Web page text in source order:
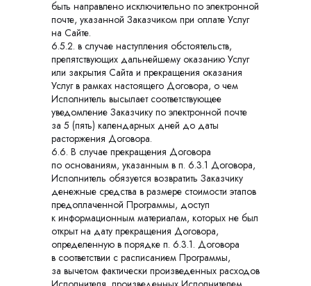
быть направлено исключительно по электронной
почте, указанной Заказчиком при оплате Услуг
на Сайте.
6.5.2. в случае наступления обстоятельств,
препятствующих дальнейшему оказанию Услуг
или закрытия Сайта и прекращения оказания
Услуг в рамках настоящего Договора, о чем
Исполнитель высылает соответствующее
уведомление Заказчику по электронной почте
за 5 (пять) календарных дней до даты
расторжения Договора.
6.6. В случае прекращения Договора
по основаниям, указанным в п. 6.3.1 Договора,
Исполнитель обязуется возвратить Заказчику
денежные средства в размере стоимости этапов
предоплаченной Программы, доступ
к информационным материалам, которых не был
открыт на дату прекращения Договора,
определенную в порядке п. 6.3.1. Договора
в соответствии с расписанием Программы,
за вычетом фактически произведенных расходов